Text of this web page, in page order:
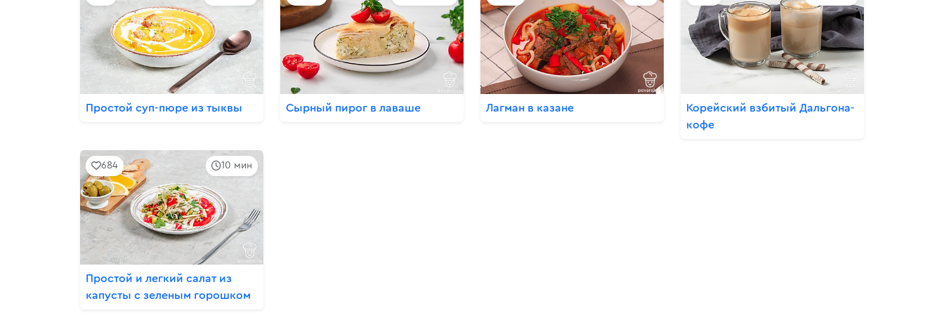
Простой суп-пюре из тыквы Сырный пирог в лаваше Лагман в казане
Корейский взбитый Дальгона-
кофе
10 мин
684
Простой и легкий салат из
капусты с зеленым горошком